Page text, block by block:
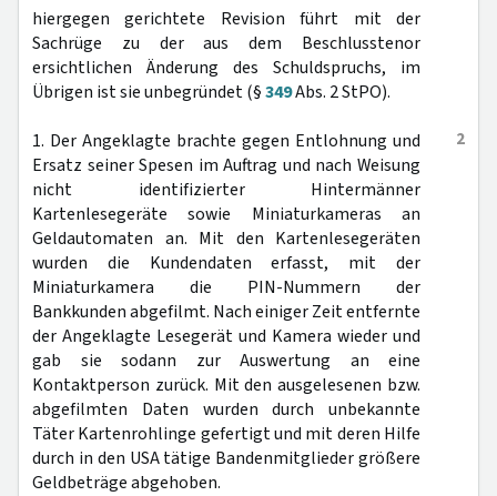
hiergegen gerichtete Revision führt mit der
Sachrüge zu der aus dem Beschlusstenor
ersichtlichen Änderung des Schuldspruchs, im
Übrigen ist sie unbegründet (§349Abs. 2 StPO).
2
1. Der Angeklagte brachte gegen Entlohnung und
Ersatz seiner Spesen im Auftrag und nach Weisung
nicht identifizierter Hintermänner
Kartenlesegeräte sowie Miniaturkameras an
Geldautomaten an. Mit den Kartenlesegeräten
wurden die Kundendaten erfasst, mit der
Miniaturkamera die PIN-Nummern der
Bankkunden abgefilmt. Nach einiger Zeit entfernte
der Angeklagte Lesegerät und Kamera wieder und
gab sie sodann zur Auswertung an eine
Kontaktperson zurück. Mit den ausgelesenen bzw.
abgefilmten Daten wurden durch unbekannte
Täter Kartenrohlinge gefertigt und mit deren Hilfe
durch in den USA tätige Bandenmitglieder größere
Geldbeträge abgehoben.